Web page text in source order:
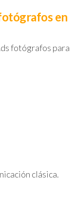
en
fotógrafos para
clásica.